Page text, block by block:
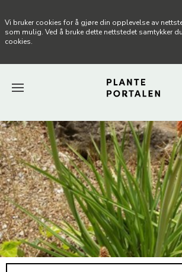
FORSIDEN
NYHETER
ARTIKLER
OM PLANTEPORTALEN
KONTAKT
Vi bruker cookies for å gjøre din opplevelse av
som mulig. Ved å bruke dette nettstedet samtykker
cookies.